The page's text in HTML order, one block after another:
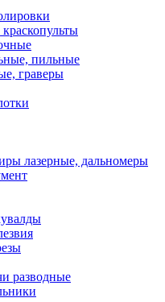
пильные
граверы
лазерные, дальномеры
разводные